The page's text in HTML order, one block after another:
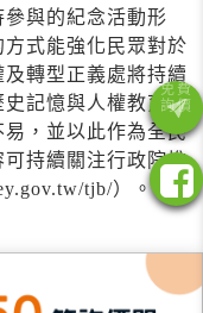
與的紀念活動形
式能強化民眾對於
轉型正義處將持續
記憶與人權教育融
，並以此作為全民
持續關注行政院推
tjb/）。